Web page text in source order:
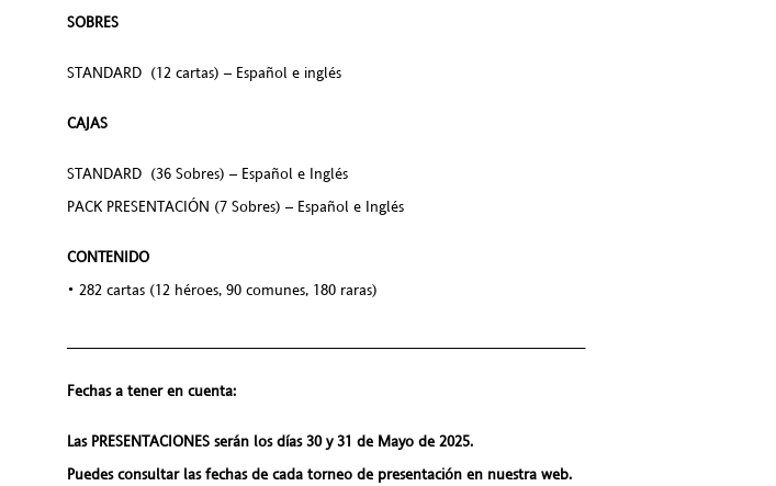
SOBRES
STANDARD (12 cartas) – Español e inglés
CAJAS
STANDARD (36 Sobres) – Español e Inglés
PACK PRESENTACIÓN (7 Sobres) – Español e Inglés
CONTENIDO
• 282 cartas (12 héroes, 90 comunes, 180 raras)
Fechas a tener en cuenta:
Las PRESENTACIONES serán los días 30 y 31 de Mayo de 2025.
Puedes consultar las fechas de cada torneo de presentación en nuestra web.